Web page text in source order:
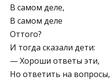
В самом деле,
В самом деле
Оттого?
И тогда сказали дети:
— Хороши ответы эти,
Но ответить на вопросы,